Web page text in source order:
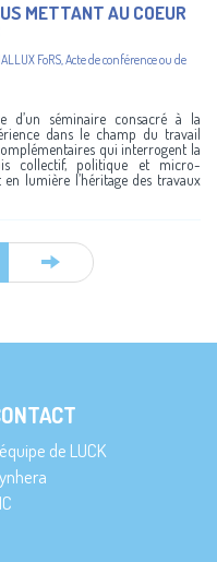
METTANT AU COEUR
FoRS,Acte de conférence ou de
d’un séminaire consacré à la
dans le champ du travail
qui interrogent la
collectif, politique et micro-
lumière l’héritage des travaux
de LUCK